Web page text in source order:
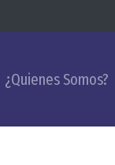
¿Quienes Somos?